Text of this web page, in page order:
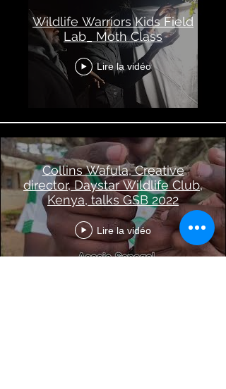
Wildlife Warriors Kids Field
Lab_ Moth Class
Lire la vidéo
Collins Wafula, Creative
director, Daystar Wildlife Club,
Kenya, talks GSB 2022
Lire la vidéo